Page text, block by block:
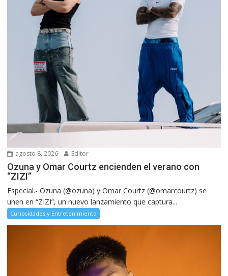
agosto 8, 2026 Editor
Ozuna y Omar Courtz encienden el verano con
“ZIZI”
Especial.- Ozuna (@ozuna) y Omar Courtz (@omarcourtz) se
unen en “ZIZI”, un nuevo lanzamiento que captura...
Curiosidades y Entretenimiento